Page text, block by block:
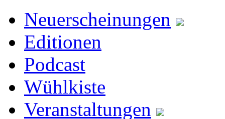
Neuerscheinungen
Editionen
Podcast
Wühlkiste
Veranstaltungen